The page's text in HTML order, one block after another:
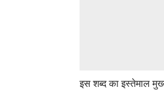
इस शब्द का इस्तेमाल